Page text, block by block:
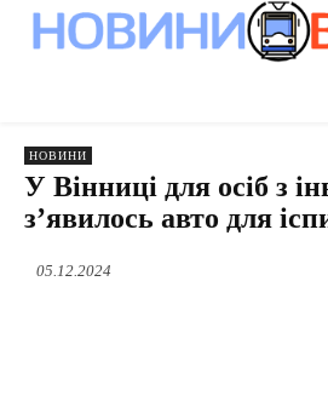
НОВИНИ
У Вінниці для осіб з
з’явилось авто для
05.12.2024